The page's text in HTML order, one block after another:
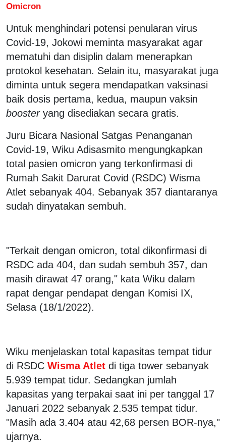
Omicron
Untuk menghindari potensi penularan virus
Covid-19, Jokowi meminta masyarakat agar
mematuhi dan disiplin dalam menerapkan
protokol kesehatan. Selain itu, masyarakat juga
diminta untuk segera mendapatkan vaksinasi
baik dosis pertama, kedua, maupun vaksin
boosteryang disediakan secara gratis.
Juru Bicara Nasional Satgas Penanganan
Covid-19, Wiku Adisasmito mengungkapkan
total pasien omicron yang terkonfirmasi di
Rumah Sakit Darurat Covid (RSDC) Wisma
Atlet sebanyak 404. Sebanyak 357 diantaranya
sudah dinyatakan sembuh.
"Terkait dengan omicron, total dikonfirmasi di
RSDC ada 404, dan sudah sembuh 357, dan
masih dirawat 47 orang," kata Wiku dalam
rapat dengar pendapat dengan Komisi IX,
Selasa (18/1/2022).
Wiku menjelaskan total kapasitas tempat tidur
di RSDC Wisma Atlet di tiga tower sebanyak
5.939 tempat tidur. Sedangkan jumlah
kapasitas yang terpakai saat ini per tanggal 17
Januari 2022 sebanyak 2.535 tempat tidur.
"Masih ada 3.404 atau 42,68 persen BOR-nya,"
ujarnya.